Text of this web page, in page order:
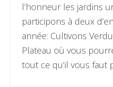
l’honneur les jardins
participons à deux
année: Cultivons
Plateau où vous
tout ce qu’il vous faut